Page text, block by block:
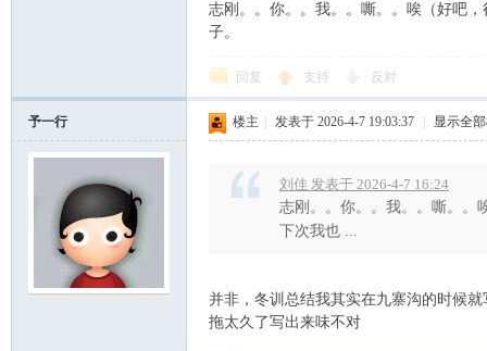
志刚。。你。。我。。嘶。。唉（好吧
子。
回复 支持 反对
予一行 楼主 发表于 2026-4-7 19:03:37 显示全
刘佳 发表于 2026-4-7 16:24
志刚。。你。。我。。嘶。。
下次我也 ...
并非，冬训总结我其实在九寨沟的时候
拖太久了写出来味不对